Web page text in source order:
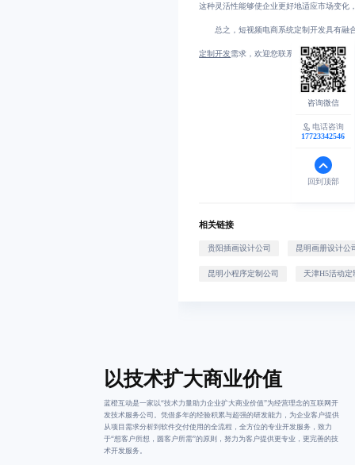
这种灵活性能够使企业更好地适应市场变化
总之，短视频电商系统定制开发具有融
定制开发需求，欢迎您联系我们。
相关链接
贵阳插画设计公司 昆明画册设计公
昆明小程序定制公司 天津H5活动定
电话咨询
17723342546
回到顶部
以技术扩大商业价值
蓝橙互动是一家以“技术力量助力企业扩大商业价值”为经营理念的互联网开
发技术服务公司。凭借多年的经验积累与超强的研发能力，为企业客户提供
从项目需求分析到软件交付使用的全流程，全方位的专业开发服务，致力
于“想客户所想，圆客户所需”的原则，努力为客户提供更专业，更完善的技
术开发服务。